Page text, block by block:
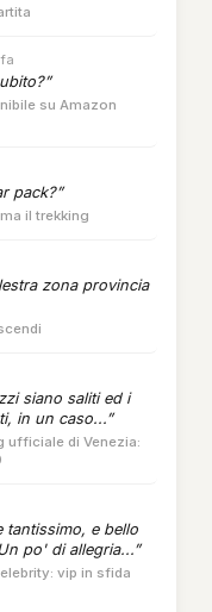
su Amazon
pack?”
il trekking
zona provincia
siano saliti ed i
in un caso...”
ufficiale di Venezia:
tantissimo, e bello
po' di allegria...”
vip in sfida